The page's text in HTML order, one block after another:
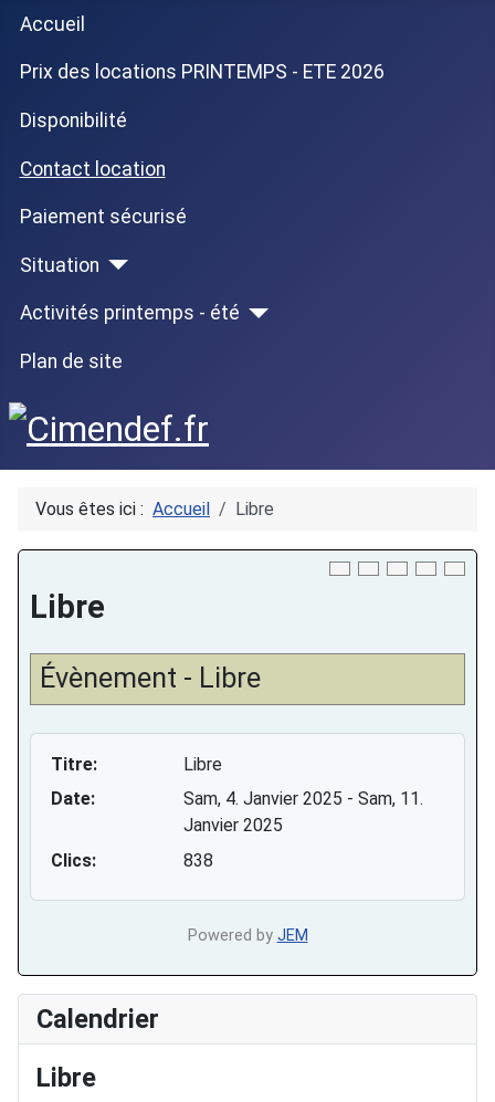
Accueil
Prix des locations PRINTEMPS - ETE 2026
Disponibilité
Contact location
Paiement sécurisé
Situation
Activités printemps - été
Plan de site
Calendrier
Libre
Vous êtes ici : Accueil Libre
Download PDF
Libre
Évènement - Libre
Titre:
Libre
Date:
Sam, 4. Janvier 2025 - Sam, 11.
Janvier 2025
Clics:
838
Powered by JEM